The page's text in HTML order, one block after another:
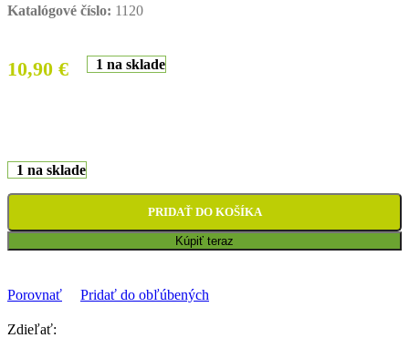
Katalógové číslo: 1120
10,90 € 1 na sklade
1 na sklade
PRIDAŤ DO KOŠÍKA
Kúpiť teraz
Porovnať Pridať do obľúbených
Zdieľať: